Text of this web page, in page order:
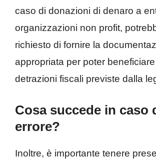
caso di donazioni di denaro a
organizzazioni non profit,
richiesto di fornire la
appropriata per poter
detrazioni fiscali previste dalla
Cosa succede in caso
errore?
Inoltre, è importante tenere